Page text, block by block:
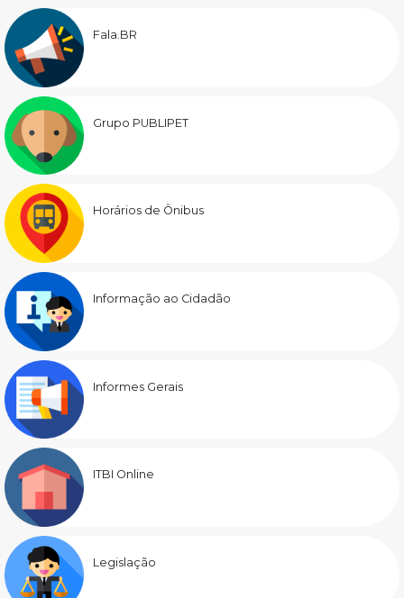
Fala.BR
Grupo PUBLIPET
Horários de Ônibus
Informação ao Cidadão
Informes Gerais
ITBI Online
Legislação